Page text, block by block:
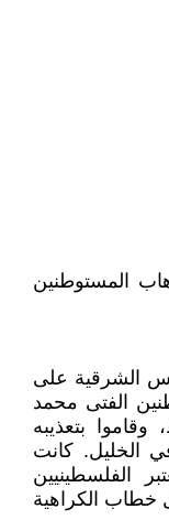
المستوطنين
القدس الشرقية على
الفتى محمد
وقاموا بتعذيبه
الخليل. كانت
الفلسطينيين
خطاب الكراهية